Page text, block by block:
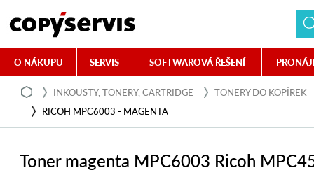
O NÁKUPU SERVIS SOFTWAROVÁ ŘEŠENÍ
INKOUSTY, TONERY, CARTRIDGE
TONERY DO KOPÍREK
RICOH MPC6003 - MAGENTA
Toner magenta MPC6003 Ricoh